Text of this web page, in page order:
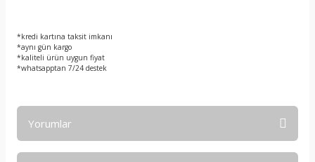
*kredi kartına taksit imkanı
*aynı gün kargo
*kaliteli ürün uygun fiyat
*whatsapptan 7/24 destek
Yorumlar